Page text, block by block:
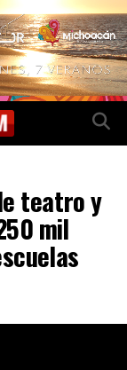
teatro y
mil